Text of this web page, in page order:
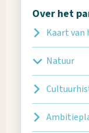
Stelsel van
Nationaal
Nationale Parken
Over het
Kaart van
Natuur